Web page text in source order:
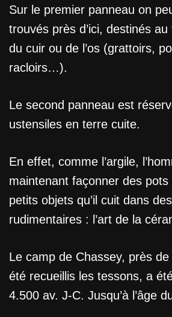
Aller
au
contenu
Sur le premier panneau on
trouvés près d’ici, destinés
du cuir ou de l’os (grattoirs,
racloirs…).
Le second panneau est
ustensiles en terre cuite.
En effet, comme l’argile,
maintenant façonner des pots
petits objets qu’il cuit dans
rudimentaires : l’art de la
Le camp de Chassey, près
été recueillis les tessons, a
4.500 av. J-C. Jusqu’à l’âge